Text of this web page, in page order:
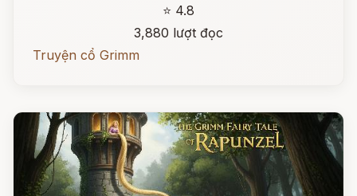
⭐ 4.8
3,880 lượt đọc
Truyện cổ Grimm